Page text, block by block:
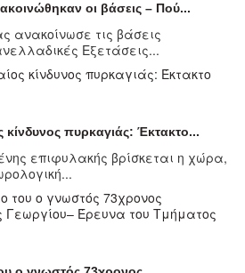
οι βάσεις – Πού...
ανακοίνωσε τις βάσεις
Εξετάσεις...
πυρκαγιάς: Έκτακτο...
επιφυλακής βρίσκεται η χώρα,